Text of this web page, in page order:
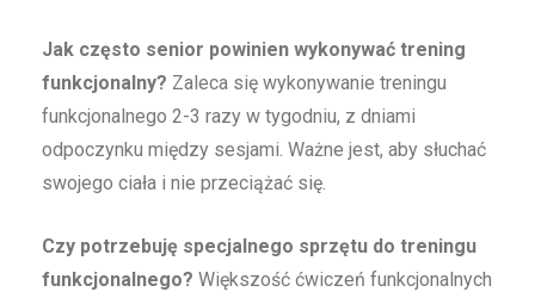
Jak często senior powinien wykonywać trening
funkcjonalny? Zaleca się wykonywanie treningu
funkcjonalnego 2-3 razy w tygodniu, z dniami
odpoczynku między sesjami. Ważne jest, aby słuchać
swojego ciała i nie przeciążać się.
Czy potrzebuję specjalnego sprzętu do treningu
funkcjonalnego? Większość ćwiczeń funkcjonalnych